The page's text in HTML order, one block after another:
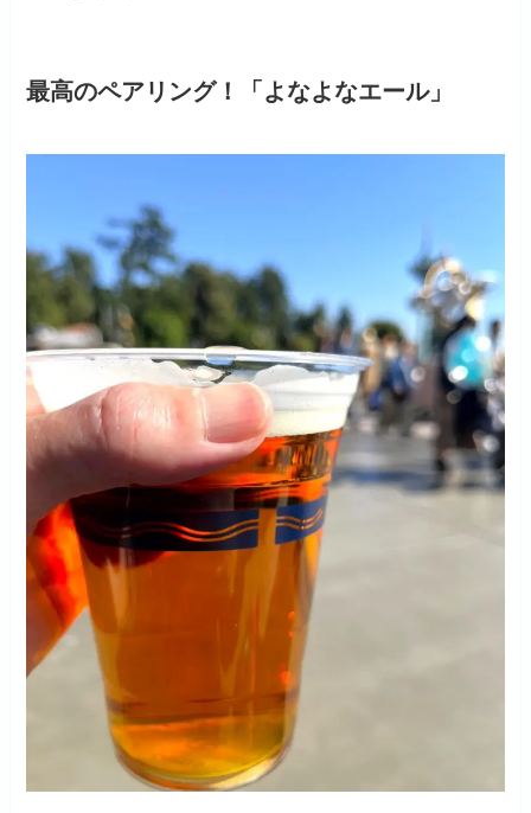
最高のペアリング！「よなよなエール」